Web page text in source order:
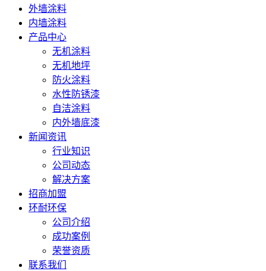
外墙涂料
内墙涂料
产品中心
无机涂料
无机地坪
防火涂料
水性防锈漆
自洁涂料
内外墙底漆
新闻资讯
行业知识
公司动态
解决方案
招商加盟
环耐环保
公司介绍
成功案例
荣誉资质
联系我们